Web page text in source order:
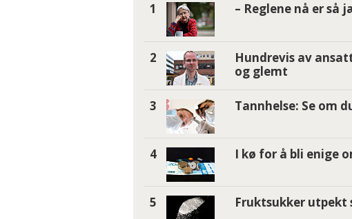
– Reglene nå er
Hundrevis av
og glemt
Tannhelse: Se om
I kø for å bli enige
Fruktsukker